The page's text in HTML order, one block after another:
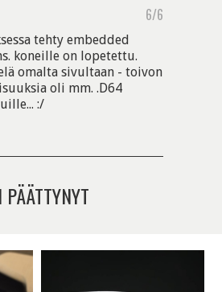
6/6
tehty embedded
koneille on lopetettu.
omalta sivultaan - toivon
oli mm. .D64
:/